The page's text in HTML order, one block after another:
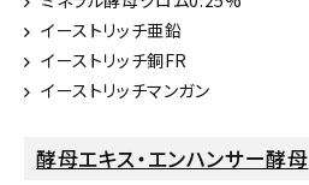
イーストリッチ亜鉛
イーストリッチ銅FR
イーストリッチマンガン
酵母エキス・エンハンサー酵母